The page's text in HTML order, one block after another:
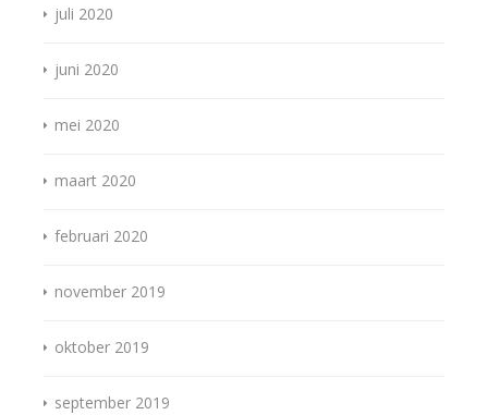
juli 2020
juni 2020
mei 2020
maart 2020
februari 2020
november 2019
oktober 2019
september 2019